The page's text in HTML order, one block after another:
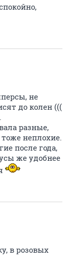
не
до колен (((
разные,
неплохие.
после года,
же удобнее
в розовых